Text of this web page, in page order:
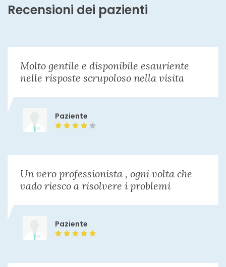
Recensioni dei pazienti
Molto gentile e disponibile esauriente
nelle risposte scrupoloso nella visita
Paziente
Un vero professionista , ogni volta che
vado riesco a risolvere i problemi
Paziente